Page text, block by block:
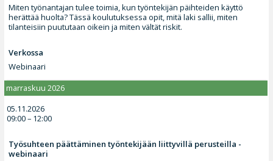
Miten työnantajan tulee toimia, kun työntekijän päihteiden käyttö
herättää huolta? Tässä koulutuksessa opit, mitä laki sallii, miten
tilanteisiin puututaan oikein ja miten vältät riskit.
Verkossa
Webinaari
marraskuu 2026
05.11.2026
09:00 – 12:00
Työsuhteen päättäminen työntekijään liittyvillä perusteilla -
webinaari